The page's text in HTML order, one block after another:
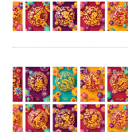
理
商
業
科